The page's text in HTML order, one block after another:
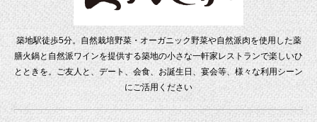
築地駅徒歩5分。自然栽培野菜・オーガニック野菜や自然派肉を使用した薬
膳火鍋と自然派ワインを提供する築地の小さな一軒家レストランで楽しいひ
とときを。ご友人と、デート、会食、お誕生日、宴会等、様々な利用シーン
にご活用ください